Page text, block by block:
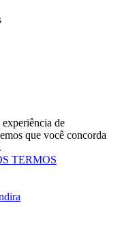
de
que você concorda
TERMOS